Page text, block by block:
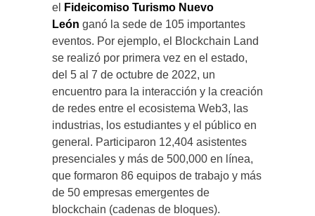
el
Fideicomiso Turismo Nuevo
León ganó la sede de 105 importantes
eventos. Por ejemplo, el Blockchain Land
se realizó por primera vez en el estado,
del 5 al 7 de octubre de 2022, un
encuentro para la interacción y la creación
de redes entre el ecosistema Web3, las
industrias, los estudiantes y el público en
general. Participaron 12,404 asistentes
presenciales y más de 500,000 en línea,
que formaron 86 equipos de trabajo y más
de 50 empresas emergentes de
blockchain (cadenas de bloques).